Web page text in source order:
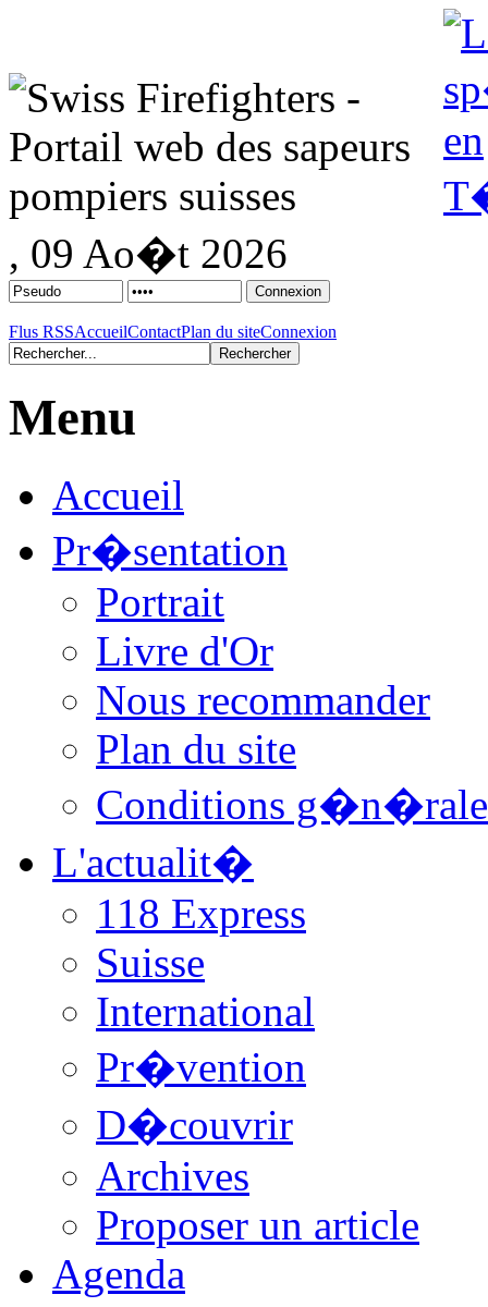
, 09 Ao�t 2026
Flus RSSAccueilContactPlan du siteConnexion
Menu
Accueil
Pr�sentation
Portrait
Livre d'Or
Nous recommander
Plan du site
Conditions
L'actualit�
118 Express
Suisse
International
Pr�vention
D�couvrir
Archives
Proposer un article
Agenda